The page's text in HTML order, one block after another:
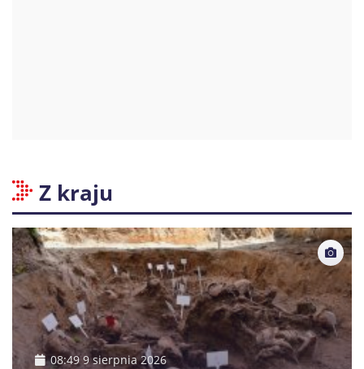
Z kraju
08:49 9 sierpnia 2026